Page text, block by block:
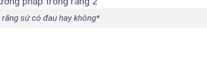
răng sứ có đau hay không*